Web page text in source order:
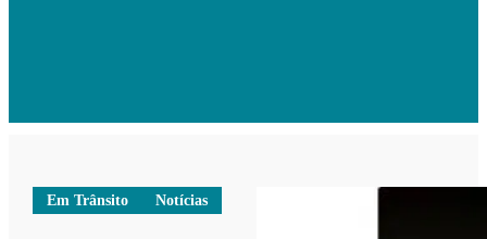
Em Trânsito Notícias